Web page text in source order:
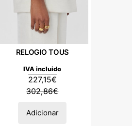
RELOGIO TOUS
302,86€
227,15€
IVA incluido
Adicionar